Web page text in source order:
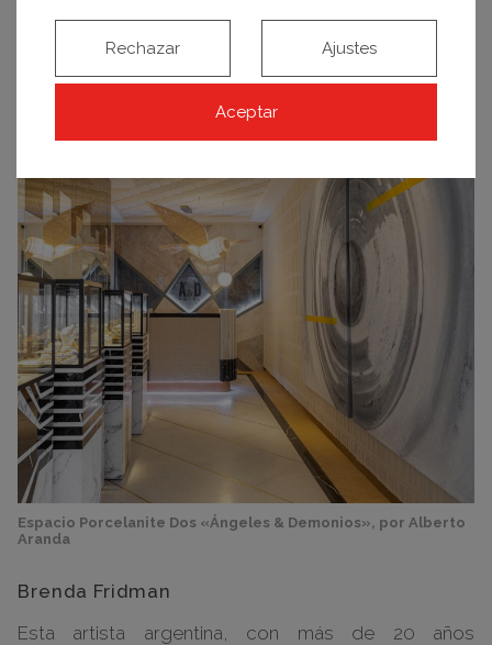
vibrantes colores
tanto en acrílico como en
cemento, de la Casa Museo del arquitecto Luis
Espacio Porcelanite Dos «Ángeles & Demonios», por Alberto
Aranda
Brenda Fridman
Esta artista argentina, con más de 20 años
Aceptar
Rechazar Ajustes